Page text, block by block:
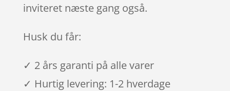
inviteret næste gang også.
Husk du får:
✓ 2 års garanti på alle varer
✓ Hurtig levering: 1-2 hverdage